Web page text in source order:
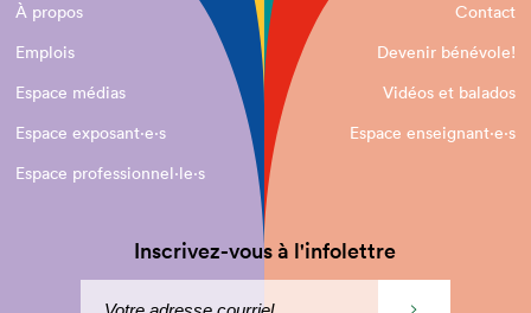
À propos
Contact
Emplois
Devenir bénévole!
Espace médias
Vidéos et balados
Espace exposant·e⋅s
Espace enseignant·e⋅s
Espace professionnel·le⋅s
Inscrivez-vous à l'infolettre